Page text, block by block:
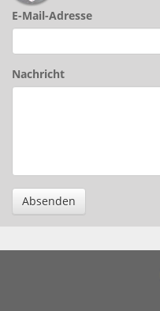
E-Mail-Adresse
Nachricht
Absenden